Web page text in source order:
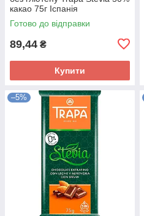
какао 75г Іспанія
Готово до відправки
89,44 ₴
Купити
–5%